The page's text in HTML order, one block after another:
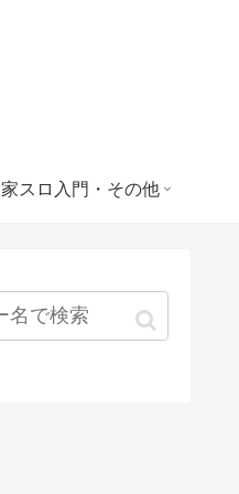
家スロ入門・その他